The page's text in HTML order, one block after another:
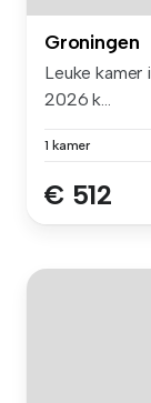
Groningen
Leuke
2026 k...
1 kamer
€ 512